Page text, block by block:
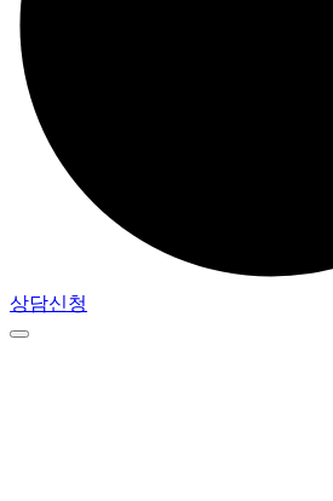
상담신청